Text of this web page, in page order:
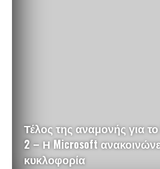
Τέλος της αναμονής για
2 – Η Microsoft
κυκλοφορία